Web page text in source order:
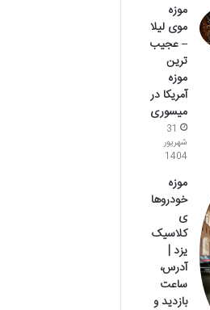
موزه
موی لیلا
– عجیب
ترین
موزه
آمریکا در
میسوری
31
شهریور
1404
موزه
خودروها
ی
کلاسیک
یزد |
آدرس،
ساعت
بازدید و